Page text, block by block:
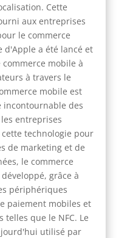
Cette
aux entreprises
le commerce
d'Apple a été lancé et
mobile à
à travers le
mobile est
incontournable des
entreprises
technologie pour
de marketing et de
le commerce
grâce à
périphériques
paiement mobiles et
telles que le NFC. Le
utilisé par